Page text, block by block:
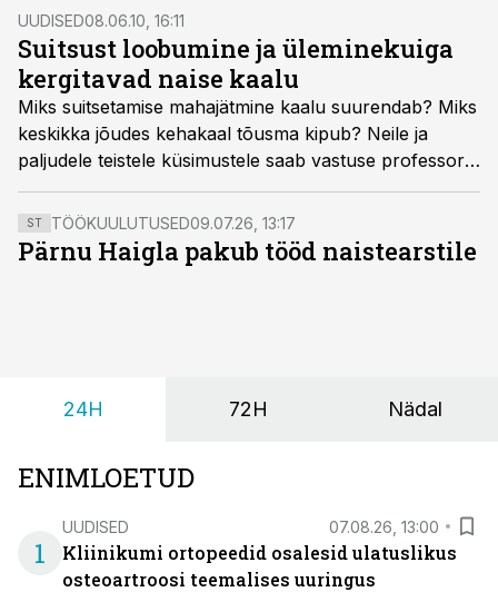
UUDISED08.06.10, 16:11
Suitsust loobumine ja üleminekuiga
kergitavad naise kaalu
Miks suitsetamise mahajätmine kaalu suurendab? Miks
keskikka jõudes kehakaal tõusma kipub? Neile ja
paljudele teistele küsimustele saab vastuse professor
Pertti Mustajoki raamatust «Ülekaal-teavet paksusest
ja kaaluhoidmisest».
ST TÖÖKUULUTUSED09.07.26, 13:17
Pärnu Haigla pakub tööd naistearstile
24H 72H Nädal
ENIMLOETUD
1
UUDISED 07.08.26, 13:00
Kliinikumi ortopeedid osalesid ulatuslikus
osteoartroosi teemalises uuringus